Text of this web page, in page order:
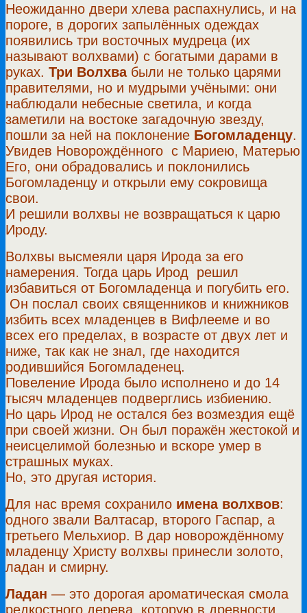
Неожиданно двери хлева распахнулись, и на
пороге, в дорогих запылённых одеждах
появились три восточных мудреца (их
называют волхвами) с богатыми дарами в
руках. Три Волхвабыли не только царями
правителями, но и мудрыми учёными: они
наблюдали небесные светила, и когда
заметили на востоке загадочную звезду,
пошли за ней на поклонение Богомладенцу.
Увидев Новорождённого с Мариею, Матерью
Его, они обрадовались и поклонились
Богомладенцу и открыли ему сокровища
свои.
И решили волхвы не возвращаться к царю
Ироду.
Волхвы высмеяли царя Ирода за его
намерения. Тогда царь Ирод решил
избавиться от Богомладенца и погубить его.
Он послал своих священников и книжников
избить всех младенцев в Вифлееме и во
всех его пределах, в возрасте от двух лет и
ниже, так как не знал, где находится
родившийся Богомладенец.
Повеление Ирода было исполнено и до 14
тысяч младенцев подверглись избиению.
Но царь Ирод не остался без возмездия ещё
при своей жизни. Он был поражён жестокой и
неисцелимой болезнью и вскоре умер в
страшных муках.
Но, это другая история.
Для нас время сохранило имена волхвов:
одного звали Валтасар, второго Гаспар, а
третьего Мельхиор. В дар новорождённому
младенцу Христу волхвы принесли золото,
ладан и смирну.
Ладан — это дорогая ароматическая смола
редкостного дерева, которую в древности